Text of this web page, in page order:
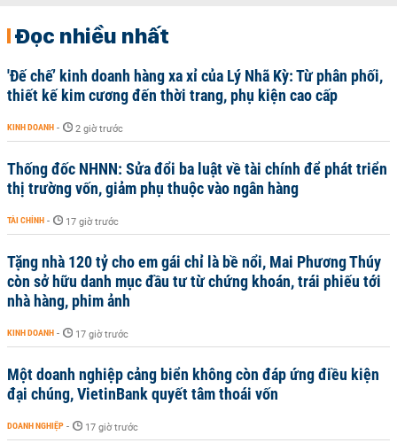
Đọc nhiều nhất
'Đế chế’ kinh doanh hàng xa xỉ của Lý Nhã Kỳ: Từ phân phối,
thiết kế kim cương đến thời trang, phụ kiện cao cấp
KINH DOANH - 2 giờ trước
Thống đốc NHNN: Sửa đổi ba luật về tài chính để phát triển
thị trường vốn, giảm phụ thuộc vào ngân hàng
TÀI CHÍNH - 17 giờ trước
Tặng nhà 120 tỷ cho em gái chỉ là bề nổi, Mai Phương Thúy
còn sở hữu danh mục đầu tư từ chứng khoán, trái phiếu tới
nhà hàng, phim ảnh
KINH DOANH - 17 giờ trước
Một doanh nghiệp cảng biển không còn đáp ứng điều kiện
đại chúng, VietinBank quyết tâm thoái vốn
DOANH NGHIỆP - 17 giờ trước